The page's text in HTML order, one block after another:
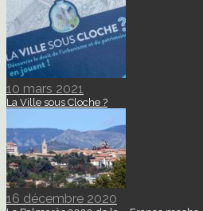
10 mars 2021
La Ville sous Cloche ?
16 décembre 2020